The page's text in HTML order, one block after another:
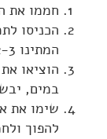
חממו את
המתינו 2-3 דקות.
הוציאו
במים,
שימו את
להפוך